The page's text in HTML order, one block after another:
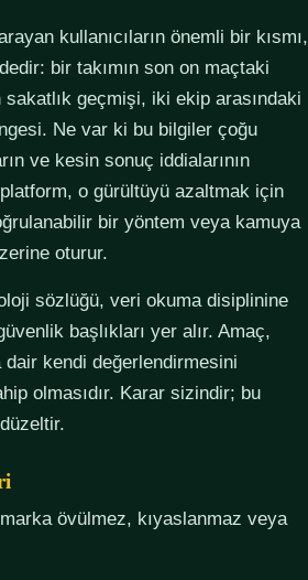
kullanıcıların önemli bir kısmı,
bir takımın son on maçtaki
geçmişi, iki ekip arasındaki
Ne var ki bu bilgiler çoğu
ve kesin sonuç iddialarının
o gürültüyü azaltmak için
bir yöntem veya kamuya
oturur.
sözlüğü, veri okuma disiplinine
başlıkları yer alır. Amaç,
kendi değerlendirmesini
olmasıdır. Karar sizindir; bu
övülmez, kıyaslanmaz veya